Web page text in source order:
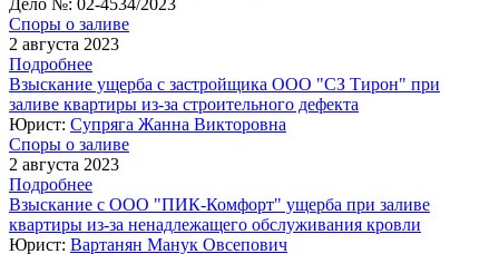
Споры о заливе
2 августа 2023
Подробнее
Взыскание ущерба с застройщика ООО "СЗ Тирон" при
заливе квартиры из-за строительного дефекта
Юрист: Супряга Жанна Викторовна
Споры о заливе
2 августа 2023
Подробнее
Взыскание с ООО "ПИК-Комфорт" ущерба при заливе
квартиры из-за ненадлежащего обслуживания кровли
Юрист: Вартанян Манук Овсепович